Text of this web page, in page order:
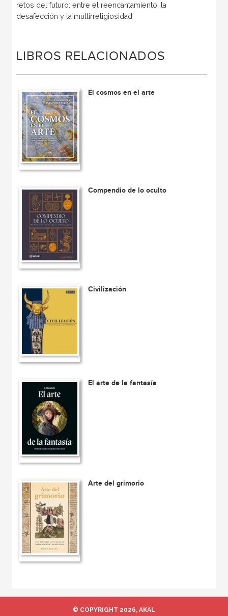
retos del futuro: entre el reencantamiento, la
desafección y la multirreligiosidad
LIBROS RELACIONADOS
El cosmos en el arte
Compendio de lo oculto
Civilización
El arte de la fantasía
Arte del grimorio
© COPYRIGHT 2026, AKAL